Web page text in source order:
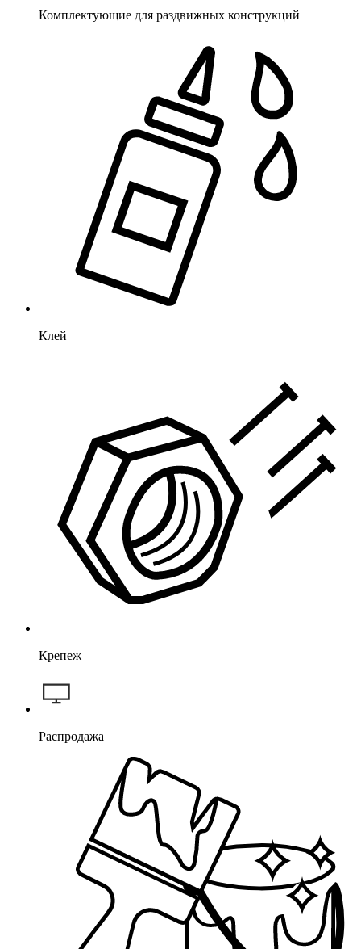
Комплектующие для раздвижных конструкций
Клей
Крепеж
Распродажа